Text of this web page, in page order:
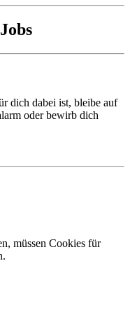
dich dabei ist, bleibe auf
oder bewirb dich
müssen Cookies für